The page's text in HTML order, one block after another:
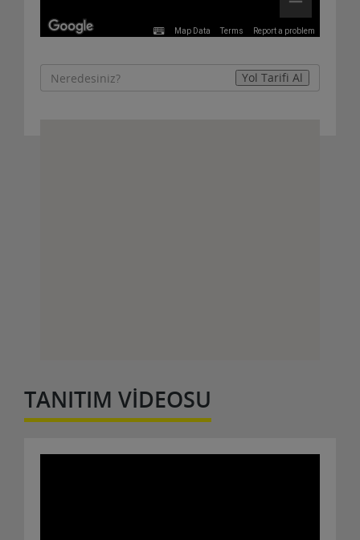
Map Data Terms Report a problem
TANITIM VİDEOSU